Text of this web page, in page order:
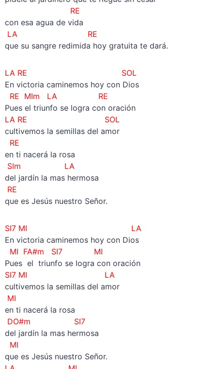
RE
con esa agua de vida
LA
RE
que su sangre redimida hoy gratuita te dará.
LA RE SOL
En victoria caminemos hoy con Dios
RE MIm LA
RE
Pues el triunfo se logra con oración
LA RE SOL
cultivemos la semillas del amor
RE
en ti nacerá la rosa
SIm LA
del jardín la mas hermosa
RE
que es Jesús nuestro Señor.
SI7 MI LA
En victoria caminemos hoy con Dios
MI FA#m SI7
MI
Pues el triunfo se logra con oración
SI7 MI LA
cultivemos la semillas del amor
MI
en ti nacerá la rosa
DO#m SI7
del jardín la mas hermosa
MI
que es Jesús nuestro Señor.